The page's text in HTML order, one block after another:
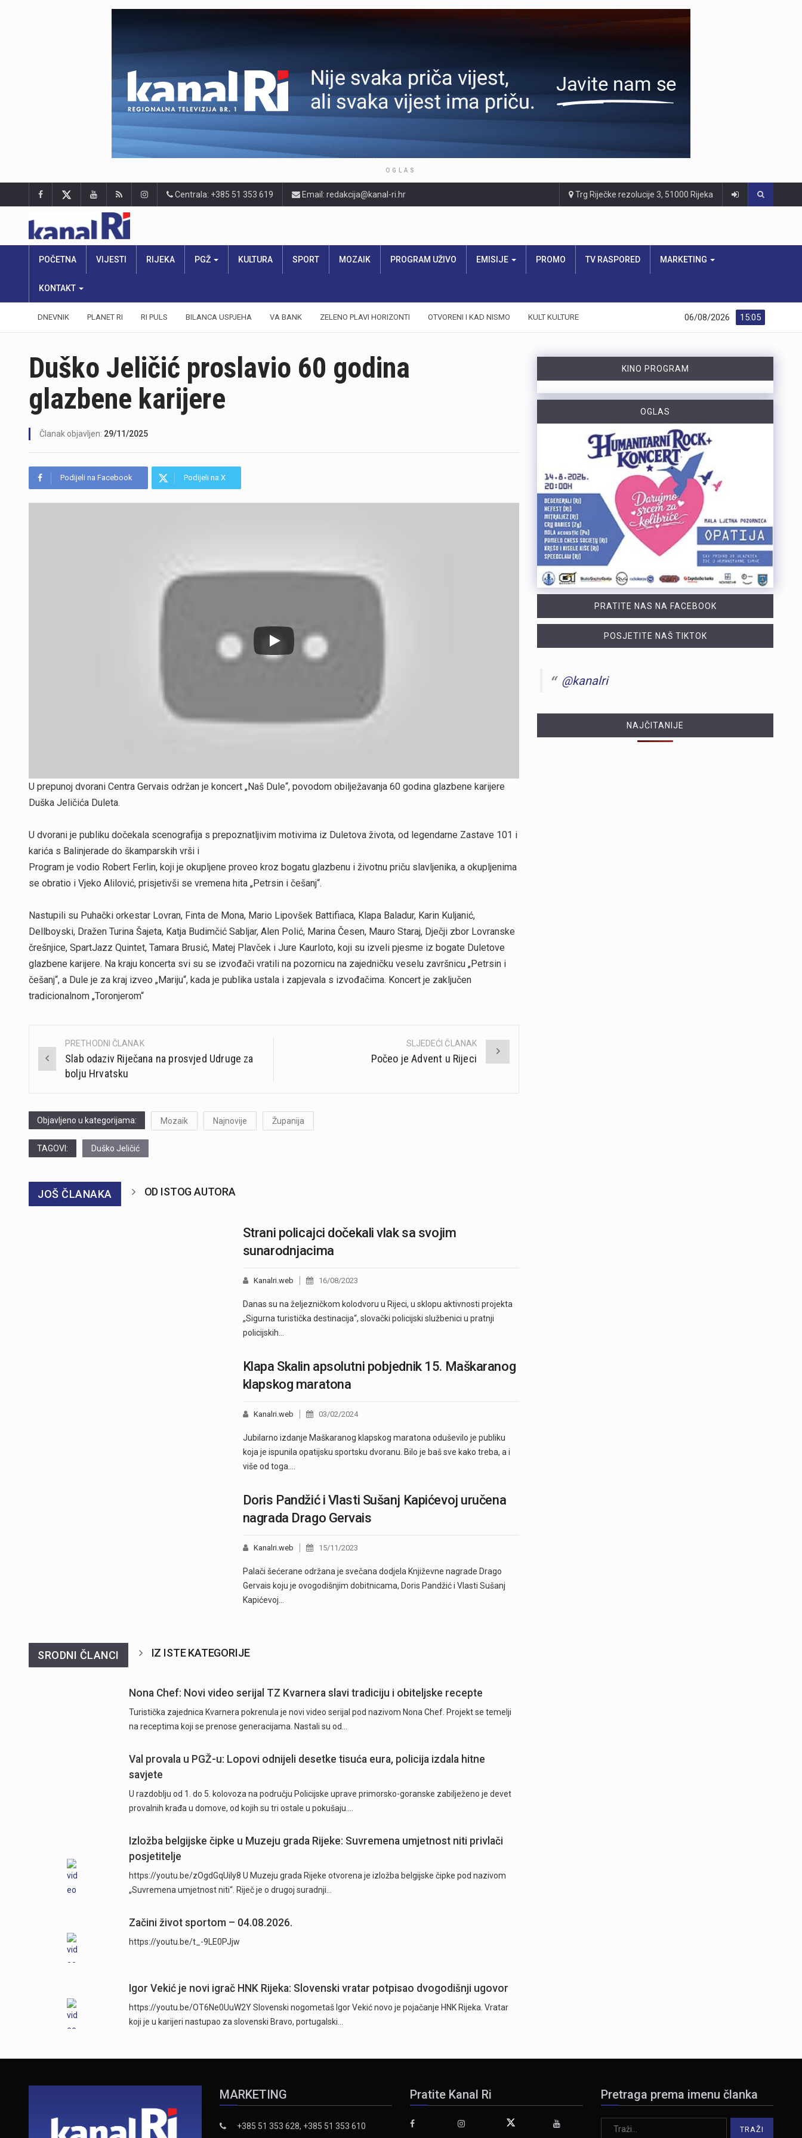
OGLAS
Centrala: +385 51 353 619 Email: redakcija@kanal-ri.hr Trg Riječke rezolucije 3, 51000 Rijeka
POČETNA VIJESTI RIJEKA PGŽ KULTURA SPORT MOZAIK PROGRAM UŽIVO EMISIJE PROMO TV RASPORED MARKETING
KONTAKT
DNEVNIK PLANET RI RI PULS BILANCA USPJEHA VA BANK ZELENO PLAVI HORIZONTI OTVORENI I KAD NISMO KULT KULTURE 15:05
06/08/2026
Duško Jeličić proslavio 60 godina
glazbene karijere
Članak objavljen: 29/11/2025
Podijeli na Facebook Podijeli na X
U prepunoj dvorani Centra Gervais održan je koncert „Naš Dule“, povodom obilježavanja 60 godina glazbene karijere
Duška Jeličića Duleta.
U dvorani je publiku dočekala scenografija s prepoznatljivim motivima iz Duletova života, od legendarne Zastave 101 i
karića s Balinjerade do škamparskih vrši i
Program je vodio Robert Ferlin, koji je okupljene proveo kroz bogatu glazbenu i životnu priču slavljenika, a okupljenima
se obratio i Vjeko Alilović, prisjetivši se vremena hita „Petrsin i češanj“.
Nastupili su Puhački orkestar Lovran, Finta de Mona, Mario Lipovšek Battifiaca, Klapa Baladur, Karin Kuljanić,
Dellboyski, Dražen Turina Šajeta, Katja Budimčić Sabljar, Alen Polić, Marina Česen, Mauro Staraj, Dječji zbor Lovranske
črešnjice, SpartJazz Quintet, Tamara Brusić, Matej Plavček i Jure Kaurloto, koji su izveli pjesme iz bogate Duletove
glazbene karijere. Na kraju koncerta svi su se izvođači vratili na pozornicu na zajedničku veselu završnicu „Petrsin i
češanj“, a Dule je za kraj izveo „Mariju“, kada je publika ustala i zapjevala s izvođačima. Koncert je zaključen
tradicionalnom „Toronjerom“
Post
navigation
PRETHODNI ČLANAK
Slab odaziv Riječana na prosvjed Udruge za
bolju Hrvatsku
SLJEDEĆI ČLANAK
Počeo je Advent u Rijeci
Objavljeno u kategorijama: Mozaik Najnovije Županija
TAGOVI: Duško Jeličić
JOŠ ČLANAKA OD ISTOG AUTORA
Strani policajci dočekali vlak sa svojim
sunarodnjacima
Kanalri.web 16/08/2023
Danas su na željezničkom kolodvoru u Rijeci, u sklopu aktivnosti projekta
„Sigurna turistička destinacija“, slovački policijski službenici u pratnji
policijskih…
Klapa Skalin apsolutni pobjednik 15. Maškaranog
klapskog maratona
Kanalri.web 03/02/2024
Jubilarno izdanje Maškaranog klapskog maratona oduševilo je publiku
koja je ispunila opatijsku sportsku dvoranu. Bilo je baš sve kako treba, a i
više od toga.…
Doris Pandžić i Vlasti Sušanj Kapićevoj uručena
nagrada Drago Gervais
Kanalri.web 15/11/2023
Palači šećerane održana je svečana dodjela Književne nagrade Drago
Gervais koju je ovogodišnjim dobitnicama, Doris Pandžić i Vlasti Sušanj
Kapićevoj…
SRODNI ČLANCI IZ ISTE KATEGORIJE
Nona Chef: Novi video serijal TZ Kvarnera slavi tradiciju i obiteljske recepte
Turistička zajednica Kvarnera pokrenula je novi video serijal pod nazivom Nona Chef. Projekt se temelji
na receptima koji se prenose generacijama. Nastali su od…
Val provala u PGŽ-u: Lopovi odnijeli desetke tisuća eura, policija izdala hitne
savjete
U razdoblju od 1. do 5. kolovoza na području Policijske uprave primorsko-goranske zabilježeno je devet
provalnih krađa u domove, od kojih su tri ostale u pokušaju.…
Izložba belgijske čipke u Muzeju grada Rijeke: Suvremena umjetnost niti privlači
posjetitelje
https://youtu.be/zOgdGqUily8 U Muzeju grada Rijeke otvorena je izložba belgijske čipke pod nazivom
„Suvremena umjetnost niti“. Riječ je o drugoj suradnji…
Začini život sportom – 04.08.2026.
https://youtu.be/t_-9LE0PJjw
Igor Vekić je novi igrač HNK Rijeka: Slovenski vratar potpisao dvogodišnji ugovor
https://youtu.be/OT6Ne0UuW2Y Slovenski nogometaš Igor Vekić novo je pojačanje HNK Rijeka. Vratar
koji je u karijeri nastupao za slovenski Bravo, portugalski…
KINO PROGRAM
OGLAS
PRATITE NAS NA FACEBOOK
POSJETITE NAŠ TIKTOK
@kanalri
NAJČITANIJE
MARKETING
+385 51 353 628, +385 51 353 610
Pratite Kanal Ri Pretraga prema imenu članka